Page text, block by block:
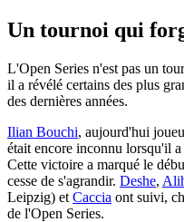
Un tournoi qui
L'Open Series n'est pas un
il a révélé certains des plus
des dernières années.
Ilian Bouchi, aujourd'hui
était encore inconnu lorsqu'il
Cette victoire a marqué le
cesse de s'agrandir. Deshe,
Leipzig) et Caccia ont suivi,
de l'Open Series.